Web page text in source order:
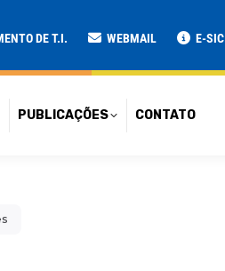
DE T.I. WEBMAIL E-SIC
PUBLICAÇÕES CONTATO